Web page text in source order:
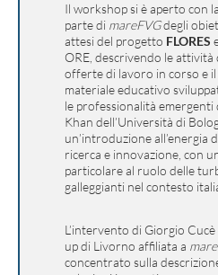
Il workshop si è aperto con
parte di mareFVGdegli
attesi del progetto FLORES
ORE, descrivendo le attività
offerte di lavoro in corso e
materiale educativo
le professionalità emergenti
Khan dell’Università di
un’introduzione all’energia
ricerca e innovazione, con
particolare al ruolo delle
galleggianti nel contesto
L’intervento di Giorgio Cucè
up di Livorno affiliata a
concentrato sulla